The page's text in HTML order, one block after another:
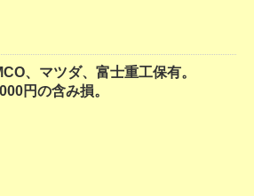
、マツダ、富士重工保有。
円の含み損。